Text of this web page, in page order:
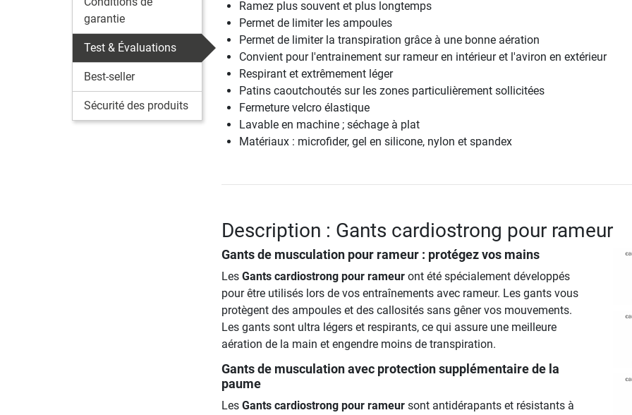
garantie
Test & Évaluations
Best-seller
Sécurité des produits
Ramez plus souvent et plus longtemps
Permet de limiter les ampoules
Permet de limiter la transpiration grâce à une bonne aération
Convient pour l'entrainement sur rameur en intérieur et l'aviron en extérieur
Respirant et extrêmement léger
Patins caoutchoutés sur les zones particulièrement sollicitées
Fermeture velcro élastique
Lavable en machine ; séchage à plat
Matériaux : microfider, gel en silicone, nylon et spandex
Description : Gants cardiostrong pour rameur
Gants de musculation pour rameur : protégez vos mains
Les Gants cardiostrong pour rameuront été spécialement développés
pour être utilisés lors de vos entraînements avec rameur. Les gants vous
protègent des ampoules et des callosités sans gêner vos mouvements.
Les gants sont ultra légers et respirants, ce qui assure une meilleure
aération de la main et engendre moins de transpiration.
Gants de musculation avec protection supplémentaire de la
paume
Les Gants cardiostrong pour rameursont antidérapants et résistants à